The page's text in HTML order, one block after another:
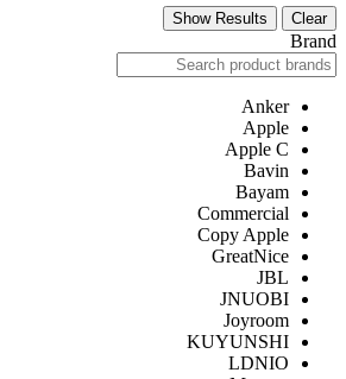
Clear
Show Results
Brand
Anker
Apple
Apple C
Bavin
Bayam
Commercial
Copy Apple
GreatNice
JBL
JNUOBI
Joyroom
KUYUNSHI
LDNIO